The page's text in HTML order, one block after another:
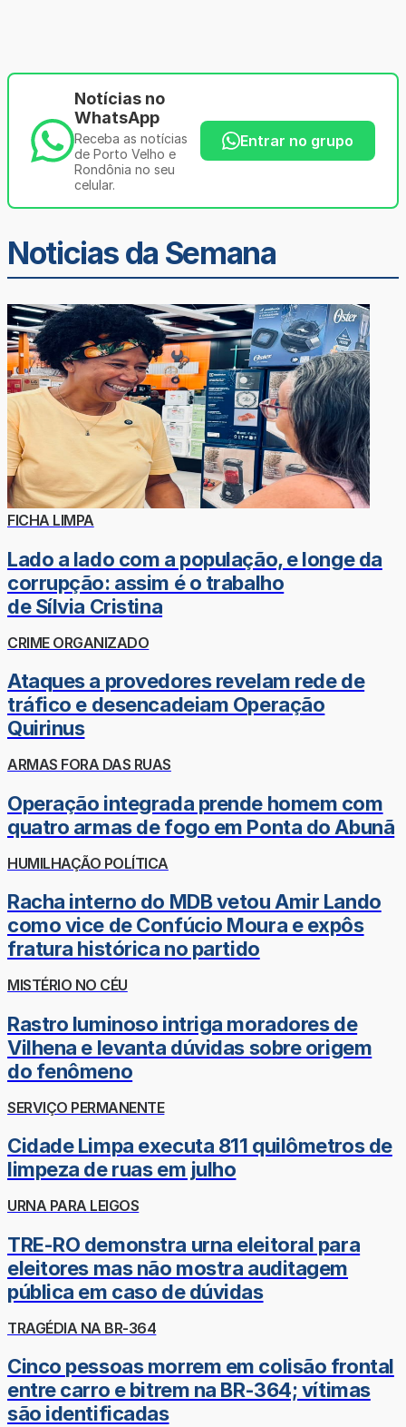
Notícias no
WhatsApp
Receba as notícias
de Porto Velho e
Rondônia no seu
celular.
Entrar no grupo
Noticias da Semana
FICHA LIMPA
Lado a lado com a população, e longe da
corrupção: assim é o trabalho
de Sílvia Cristina
CRIME ORGANIZADO
Ataques a provedores revelam rede de
tráfico e desencadeiam Operação
Quirinus
ARMAS FORA DAS RUAS
Operação integrada prende homem com
quatro armas de fogo em Ponta do Abunã
HUMILHAÇÃO POLÍTICA
Racha interno do MDB vetou Amir Lando
como vice de Confúcio Moura e expôs
fratura histórica no partido
MISTÉRIO NO CÉU
Rastro luminoso intriga moradores de
Vilhena e levanta dúvidas sobre origem
do fenômeno
SERVIÇO PERMANENTE
Cidade Limpa executa 811 quilômetros de
limpeza de ruas em julho
URNA PARA LEIGOS
TRE-RO demonstra urna eleitoral para
eleitores mas não mostra auditagem
pública em caso de dúvidas
TRAGÉDIA NA BR-364
Cinco pessoas morrem em colisão frontal
entre carro e bitrem na BR-364; vítimas
são identificadas